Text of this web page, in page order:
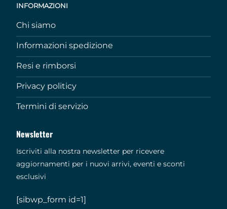
INFORMAZIONI
Chi siamo
Informazioni spedizione
Resi e rimborsi
Privacy politicy
Termini di servizio
Newsletter
Iscriviti alla nostra newsletter per ricevere
aggiornamenti per i nuovi arrivi, eventi e sconti
esclusivi
[sibwp_form id=1]